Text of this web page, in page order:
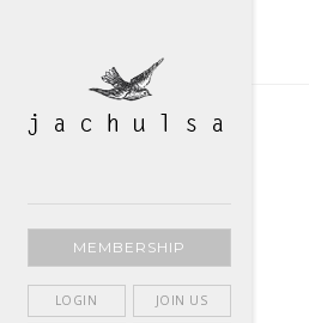
MEMBERSHIP
LOGIN JOIN US